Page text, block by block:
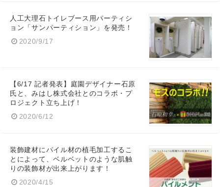
人工大理石トイレブース用パーティシ
ョン「サンパーティション」を発売！
2020/9/17
【6/17 記者発表】庭園デザイナー石原
氏と、みはし株式会社とのコラボ・プ
ロジェクト立ち上げ！
2020/6/12
装飾建材にパイル材の植毛加工するこ
とによって、ベルベットのような肌触
りの装飾材が出来上がります！
2020/4/15